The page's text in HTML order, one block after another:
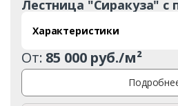
Лестница "Сиракуза" с
Характеристики
От: 85 000 руб./м²